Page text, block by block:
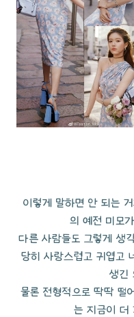
이렇게 말하면 안 되는
의 예전 미모
다른 사람들도 그렇게 생
당히 사랑스럽고 귀엽고
생긴
물론 전형적으로 딱딱 떨
는 지금이 더